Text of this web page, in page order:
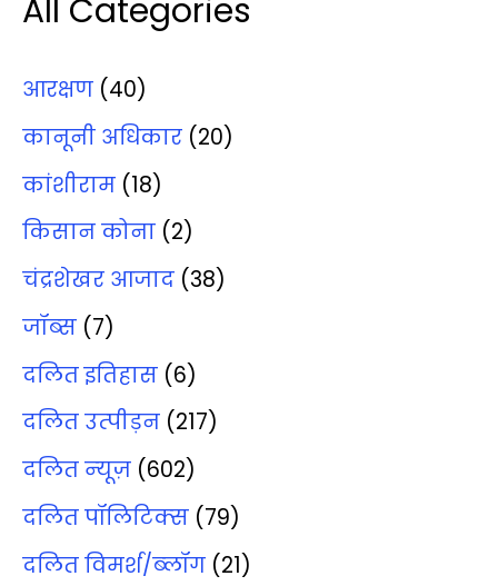
All Categories
आरक्षण (40)
कानूनी अधिकार (20)
कांशीराम (18)
किसान कोना (2)
चंद्रशेखर आजाद (38)
जॉब्‍स (7)
दलित इतिहास (6)
दलित उत्‍पीड़न (217)
दलित न्‍यूज़ (602)
दलित पॉलिटिक्‍स (79)
दलित विमर्श/ब्‍लॉग (21)